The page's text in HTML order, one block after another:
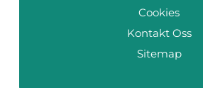
Cookies
Kontakt Oss
Sitemap